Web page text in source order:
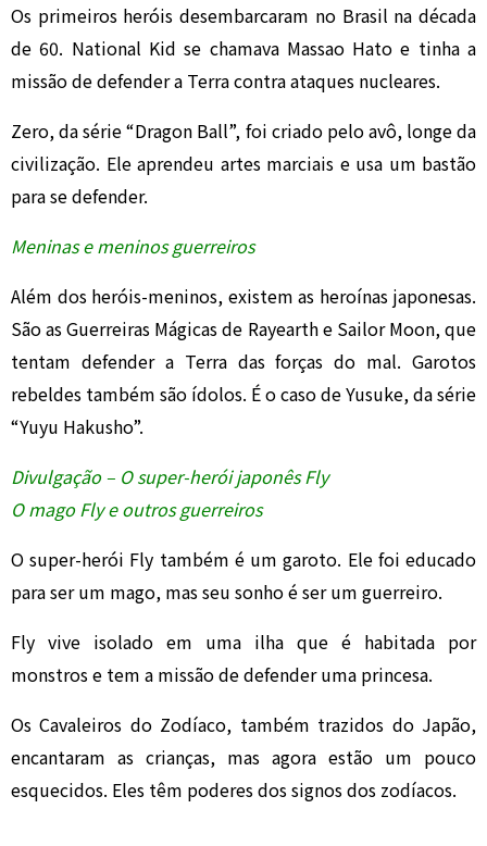
Os primeiros heróis desembarcaram no Brasil na década
de 60. National Kid se chamava Massao Hato e tinha a
missão de defender a Terra contra ataques nucleares.
Zero, da série “Dragon Ball”, foi criado pelo avô, longe da
civilização. Ele aprendeu artes marciais e usa um bastão
para se defender.
Meninas e meninos guerreiros
Além dos heróis-meninos, existem as heroínas japonesas.
São as Guerreiras Mágicas de Rayearth e Sailor Moon, que
tentam defender a Terra das forças do mal. Garotos
rebeldes também são ídolos. É o caso de Yusuke, da série
“Yuyu Hakusho”.
Divulgação – O super-herói japonês Fly
O mago Fly e outros guerreiros
O super-herói Fly também é um garoto. Ele foi educado
para ser um mago, mas seu sonho é ser um guerreiro.
Fly vive isolado em uma ilha que é habitada por
monstros e tem a missão de defender uma princesa.
Os Cavaleiros do Zodíaco, também trazidos do Japão,
encantaram as crianças, mas agora estão um pouco
esquecidos. Eles têm poderes dos signos dos zodíacos.